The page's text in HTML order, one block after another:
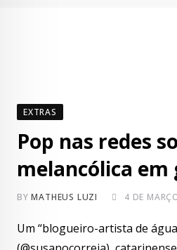
EXTRAS
Pop nas redes
melancólica em
BYMATHEUS LUZI 4 DE
Um “blogueiro-artista de